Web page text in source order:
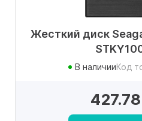
Жесткий диск
В наличииКод